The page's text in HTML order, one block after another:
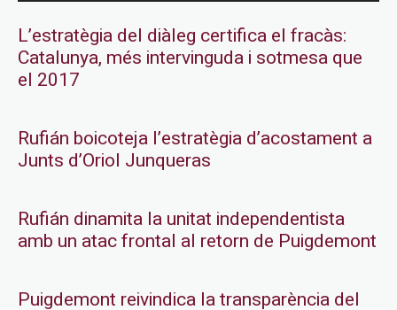
L’estratègia del diàleg certifica el fracàs:
Catalunya, més intervinguda i sotmesa que
el 2017
Rufián boicoteja l’estratègia d’acostament a
Junts d’Oriol Junqueras
Rufián dinamita la unitat independentista
amb un atac frontal al retorn de Puigdemont
Puigdemont reivindica la transparència del